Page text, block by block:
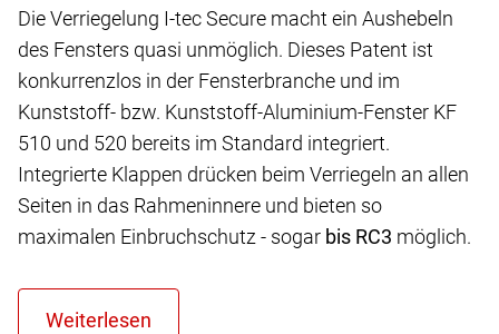
Die Verriegelung I-tec Secure macht ein Aushebeln
des Fensters quasi unmöglich. Dieses Patent ist
konkurrenzlos in der Fensterbranche und im
Kunststoff- bzw. Kunststoff-Aluminium-Fenster KF
510 und 520 bereits im Standard integriert.
Integrierte Klappen drücken beim Verriegeln an allen
Seiten in das Rahmeninnere und bieten so
maximalen Einbruchschutz - sogar bis RC3 möglich.